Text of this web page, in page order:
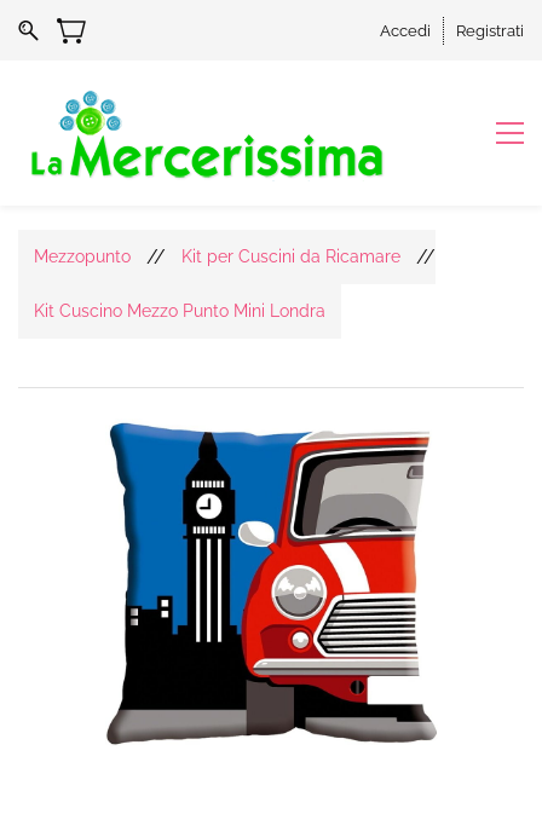
Accedi Registrati
Mezzopunto // Kit per Cuscini da Ricamare //
Kit Cuscino Mezzo Punto Mini Londra